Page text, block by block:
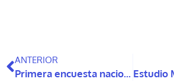
ANTERIOR
Primera encuesta nacional busca visibilizar la violencia ginecológica y obstétrica que enfrentan mujeres con discapacidad en Chile